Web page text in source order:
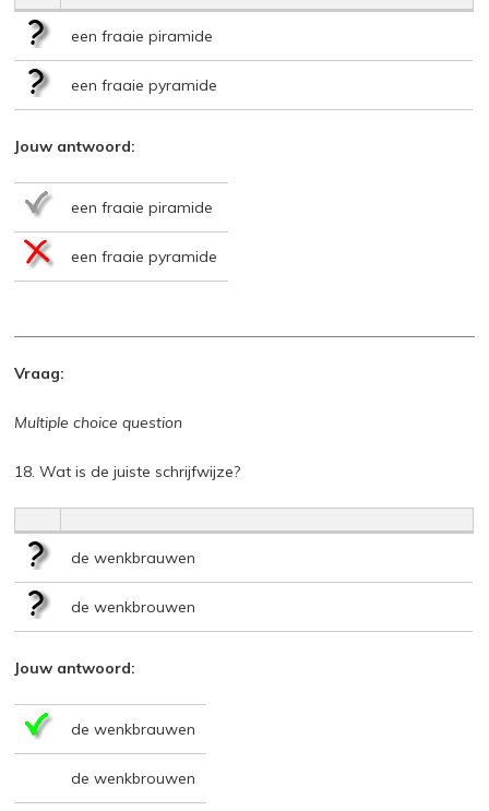
een fraaie piramide
een fraaie pyramide
Jouw antwoord:
een fraaie piramide
een fraaie pyramide
Vraag:
Multiple choice question
18. Wat is de juiste schrijfwijze?
de wenkbrauwen
de wenkbrouwen
Jouw antwoord:
de wenkbrauwen
de wenkbrouwen